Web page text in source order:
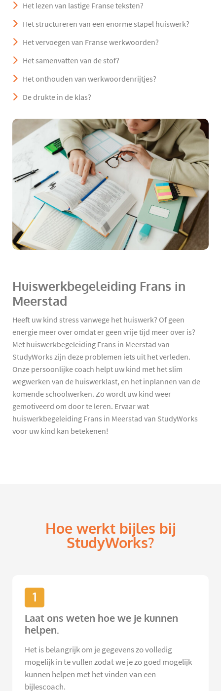
Het lezen van lastige Franse teksten?
Het structureren van een enorme stapel huiswerk?
Het vervoegen van Franse werkwoorden?
Het samenvatten van de stof?
Het onthouden van werkwoordenrijtjes?
De drukte in de klas?
Huiswerkbegeleiding Frans in
Meerstad
Heeft uw kind stress vanwege het huiswerk? Of geen
energie meer over omdat er geen vrije tijd meer over is?
Met huiswerkbegeleiding Frans in Meerstad van
StudyWorks zijn deze problemen iets uit het verleden.
Onze persoonlijke coach helpt uw kind met het slim
wegwerken van de huiswerklast, en het inplannen van de
komende schoolwerken. Zo wordt uw kind weer
gemotiveerd om door te leren. Ervaar wat
huiswerkbegeleiding Frans in Meerstad van StudyWorks
voor uw kind kan betekenen!
Hoe werkt bijles bij
StudyWorks?
1
Laat ons weten hoe we je kunnen
helpen.
Het is belangrijk om je gegevens zo volledig
mogelijk in te vullen zodat we je zo goed mogelijk
kunnen helpen met het vinden van een
bijlescoach.